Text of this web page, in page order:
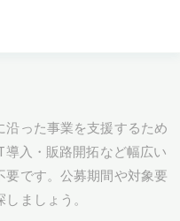
った事業を支援するため
入・販路開拓など幅広い
です。公募期間や対象要
ましょう。